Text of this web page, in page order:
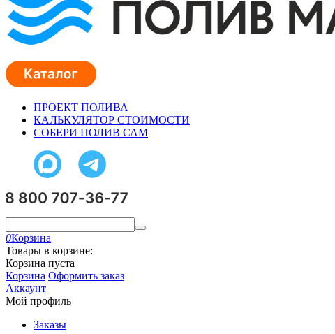
ПРОЕКТ ПОЛИВА
КАЛЬКУЛЯТОР СТОИМОСТИ
СОБЕРИ ПОЛИВ САМ
0Корзина
Товары в корзине:
Корзина пуста
Корзина Оформить заказ
Аккаунт
Мой профиль
Заказы